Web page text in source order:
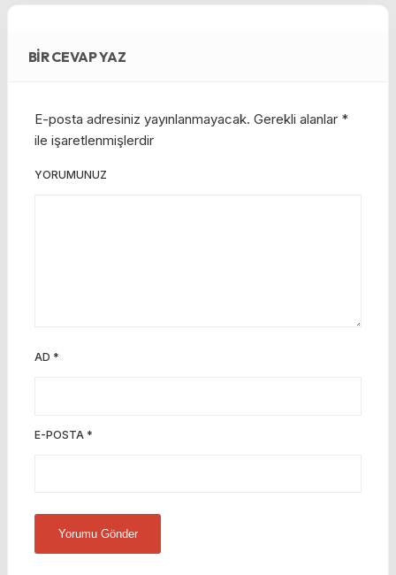
BIR CEVAP YAZ
E-posta adresiniz yayınlanmayacak. Gerekli alanlar *
ile işaretlenmişlerdir
YORUMUNUZ
AD *
E-POSTA *